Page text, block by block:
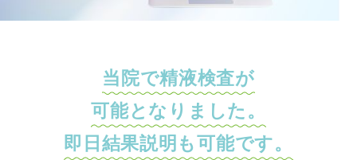
当院で精液検査が
可能となりました。
即日結果説明も可能です。